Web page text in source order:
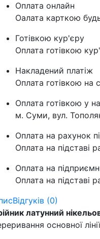
Оплата онлайн
Оалата карткою
Готівкою кур'єру
Оплата готівкою
Накладений платіж
Оплата готівкою на
Оплата готівкою у
м. Суми, вул.
Оплата на рахунок
Оплата на підставі
Оплата на
Оплата на підставі
Відгуків (0)
латунний
основної